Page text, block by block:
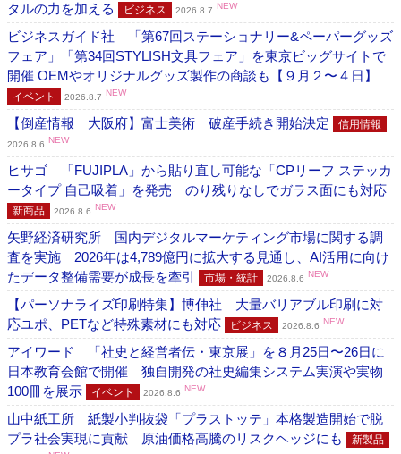
タルの力を加える
ビジネス 2026.8.7 NEW
ビジネスガイド社 「第67回ステーショナリー&ペーパーグッズ
フェア」「第34回STYLISH文具フェア」を東京ビッグサイトで
開催 OEMやオリジナルグッズ製作の商談も【９月２〜４日】
イベント 2026.8.7 NEW
【倒産情報 大阪府】富士美術 破産手続き開始決定 信用情報
2026.8.6 NEW
ヒサゴ 「FUJIPLA」から貼り直し可能な「CPリーフ ステッカ
ータイプ 自己吸着」を発売 のり残りなしでガラス面にも対応
新商品 2026.8.6 NEW
矢野経済研究所 国内デジタルマーケティング市場に関する調
査を実施 2026年は4,789億円に拡大する見通し、AI活用に向け
たデータ整備需要が成長を牽引
市場・統計 2026.8.6 NEW
【パーソナライズ印刷特集】博伸社 大量バリアブル印刷に対
応ユポ、PETなど特殊素材にも対応
ビジネス 2026.8.6 NEW
アイワード 「社史と経営者伝・東京展」を８月25日〜26日に
日本教育会館で開催 独自開発の社史編集システム実演や実物
100冊を展示
イベント 2026.8.6 NEW
山中紙工所 紙製小判抜袋「プラストッテ」本格製造開始で脱
プラ社会実現に貢献 原油価格高騰のリスクヘッジにも
新製品